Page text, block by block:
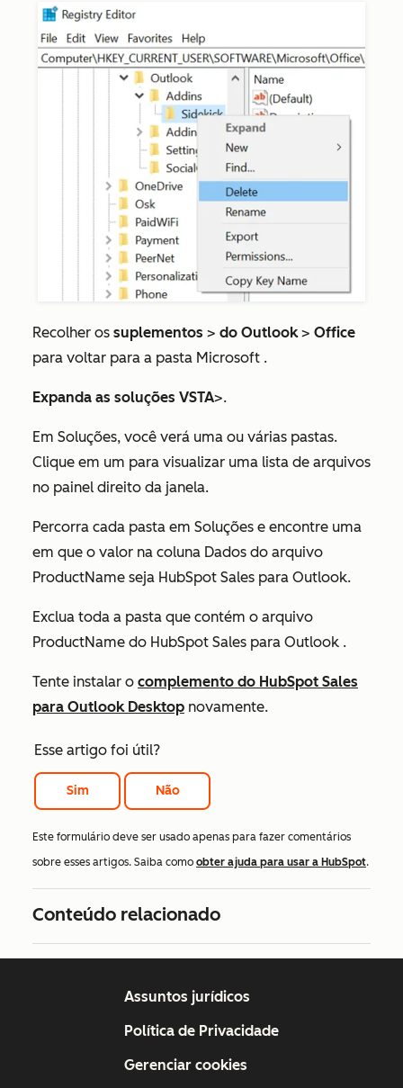
Recolher os suplementos > do Outlook> Office
para voltar para a pasta Microsoft .
Expanda as soluções VSTA>.
Em Soluções, você verá uma ou várias pastas.
Clique em um para visualizar uma lista de arquivos
no painel direito da janela.
Percorra cada pasta em Soluções e encontre uma
em que o valor na coluna Dados do arquivo
ProductName seja HubSpot Sales para Outlook.
Exclua toda a pasta que contém o arquivo
ProductName do HubSpot Sales para Outlook .
Tente instalar o complemento do HubSpot Sales
para Outlook Desktop novamente.
Esse artigo foi útil?
Sim Não
Este formulário deve ser usado apenas para fazer comentários
sobre esses artigos. Saiba como obter ajuda para usar a HubSpot.
Conteúdo relacionado
Assuntos jurídicos
Política de Privacidade
Gerenciar cookies